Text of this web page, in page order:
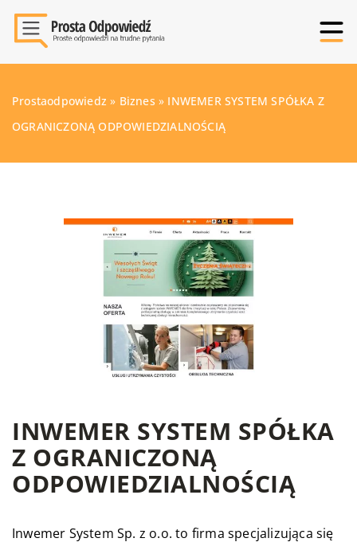
Prostaodpowiedz » Biznes » INWEMER SYSTEM SPÓŁKA Z
OGRANICZONĄ ODPOWIEDZIALNOŚCIĄ
INWEMER SYSTEM SPÓŁKA
Z OGRANICZONĄ
ODPOWIEDZIALNOŚCIĄ
Inwemer System Sp. z o.o. to firma specjalizująca się